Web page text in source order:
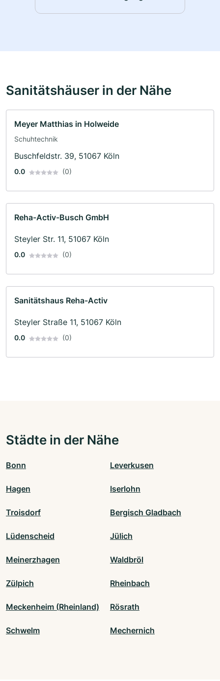
Sanitätshäuser in der Nähe
Meyer Matthias in Holweide
Schuhtechnik
Buschfeldstr. 39, 51067 Köln
0.0 (0)
Reha-Activ-Busch GmbH
Steyler Str. 11, 51067 Köln
0.0 (0)
Sanitätshaus Reha-Activ
Steyler Straße 11, 51067 Köln
0.0 (0)
Städte in der Nähe
Bonn Leverkusen
Hagen Iserlohn
Troisdorf Bergisch Gladbach
Lüdenscheid Jülich
Meinerzhagen Waldbröl
Zülpich Rheinbach
Meckenheim (Rheinland) Rösrath
Schwelm Mechernich